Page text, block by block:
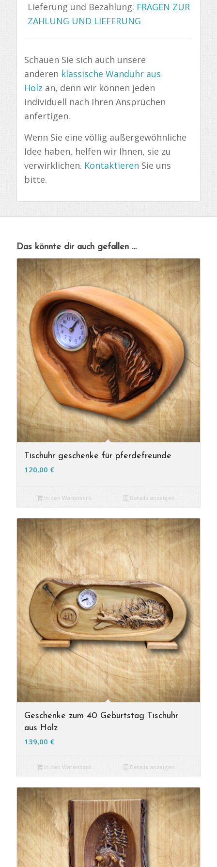
Lieferung und Bezahlung: FRAGEN ZUR
ZAHLUNG UND LIEFERUNG
Schauen Sie sich auch unsere
anderen klassische Wanduhr aus
Holz an, denn wir können jeden
individuell nach Ihren Ansprüchen
anfertigen.
Wenn Sie eine völlig außergewöhnliche
Idee haben, helfen wir Ihnen, sie zu
verwirklichen. Kontaktieren Sie uns
bitte.
Das könnte dir auch gefallen …
Tischuhr geschenke für pferdefreunde
120,00 €
In den Warenkorb Details anzeigen
Geschenke zum 40 Geburtstag Tischuhr
aus Holz
139,00 €
In den Warenkorb Details anzeigen